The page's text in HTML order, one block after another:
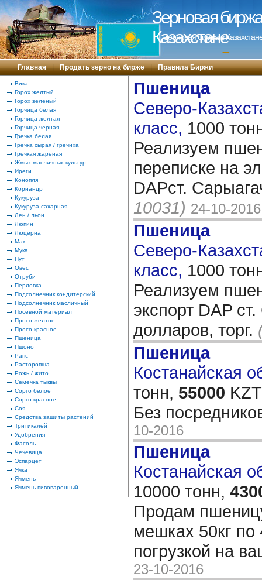
Зерновая
Казахстане
Зерновая биржа в
---
Главная | Продать зерно на бирже | Правила Биржи
Вика
Горох желтый
Горох зеленый
Горчица белая
Горчица желтая
Горчица черная
Гречка белая
Гречка сырая / гречиха
Гречкая жареная
Жмых масличных культур
Иреги
Конопля
Кориандр
Кукуруза
Кукуруза сахарная
Лен / льон
Люпин
Люцерна
Мак
Мука
Нут
Овес
Отруби
Перловка
Подсолнечник кондитерский
Подсолнечник масличный
Посевной материал
Просо желтое
Просо красное
Пшеница
Пшоно
Рапс
Расторопша
Рожь / жито
Семечка тыквы
Сорго белое
Сорго красное
Соя
Средства защиты растений
Тритикалей
Удобрения
Фасоль
Чечевица
Эспарцет
Ячка
Ячмень
Ячмень пивоваренный
Пшеница
Северо-
класс, 1000
Реализуем
переписке на
DAPст.
10031) 24-10-2016
Пшеница
Северо-
класс, 1000
Реализуем
экспорт DAP
долларов, торг.
Пшеница
Костанайская
тонн, 55000
Без
10-2016
Пшеница
Костанайская
10000 тонн,
Продам
мешках 50кг по
погрузкой на
23-10-2016